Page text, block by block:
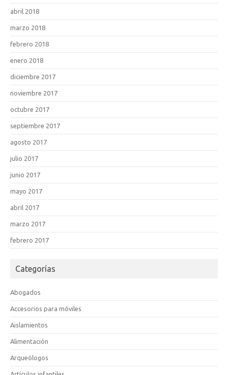
abril 2018
marzo 2018
febrero 2018
enero 2018
diciembre 2017
noviembre 2017
octubre 2017
septiembre 2017
agosto 2017
julio 2017
junio 2017
mayo 2017
abril 2017
marzo 2017
febrero 2017
Categorías
Abogados
Accesorios para móviles
Aislamientos
Alimentación
Arqueólogos